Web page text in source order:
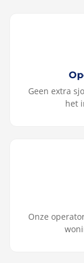
Geen extra
het
Onze